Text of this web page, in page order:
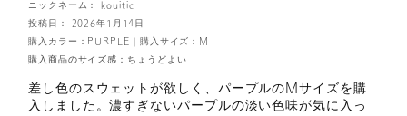
ニックネーム： kouitic
投稿日： 2026年1月14日
購入サイズ：M
購入カラー：PURPLE
購入商品のサイズ感： ちょうどよい
差し色のスウェットが欲しく、パープルのMサイズを購
入しました。濃すぎないパープルの淡い色味が気に入っ